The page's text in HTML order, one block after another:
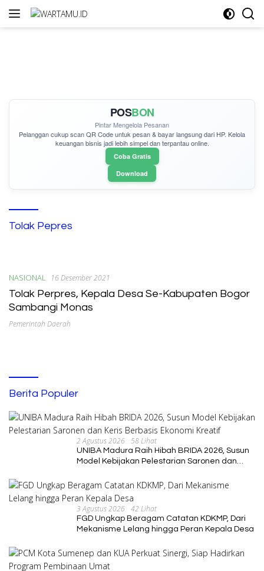
Langsung
POSBON
Pintar Mengelola Pesanan
Pelanggan cukupscan QR Codeuntuk pesan & bayar langsung dari HP. Kelola
keuangan bisnis jadi lebih simpel dan terpantau online.
Coba Gratis
Download
Tolak Pepres
NASIONAL 16 Desember 2021
Tolak Perpres, Kepala Desa Se-Kabupaten Bogor
Sambangi Monas
Pemerintah Daerah
Berita Populer
2 Agustus 2026 58 Lihat
UNIBA Madura Raih Hibah BRIDA 2026, Susun
Model Kebijakan Pelestarian Saronen dan
3 Agustus 2026 42 Lihat
FGD Ungkap Beragam Catatan KDKMP, Dari
Mekanisme Lelang hingga Peran Kepala Desa